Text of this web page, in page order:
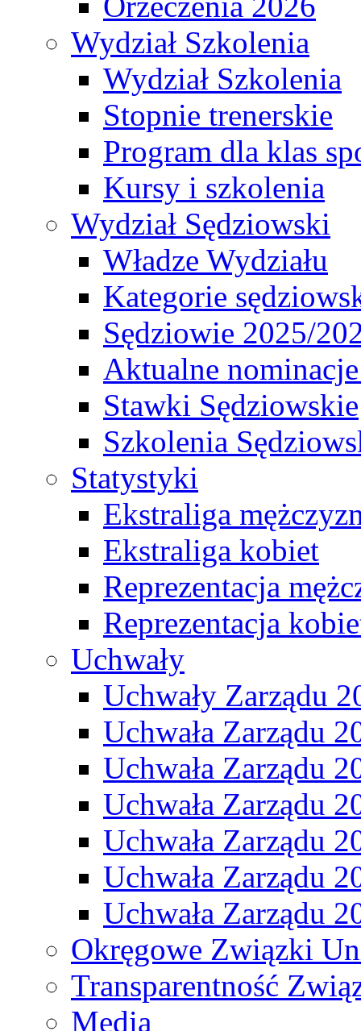
Wydział Szkolenia
Wydział Szkolenia
Stopnie trenerskie
Program dla klas
Kursy i szkolenia
Wydział Sędziowski
Władze Wydziału
Kategorie
Sędziowie 2025/
Aktualne
Stawki Sędziowskie
Szkolenia
Statystyki
Ekstraliga
Ekstraliga kobiet
Reprezentacja
Reprezentacja
Uchwały
Uchwały Zarządu
Uchwała Zarządu
Uchwała Zarządu
Uchwała Zarządu
Uchwała Zarządu
Uchwała Zarządu
Uchwała Zarządu
Okręgowe Związki
Transparentność
Media